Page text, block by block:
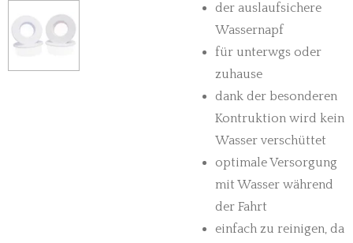
der auslaufsichere
Wassernapf
für unterwgs oder
zuhause
dank der besonderen
Kontruktion wird kein
Wasser verschüttet
optimale Versorgung
mit Wasser während
der Fahrt
einfach zu reinigen, da